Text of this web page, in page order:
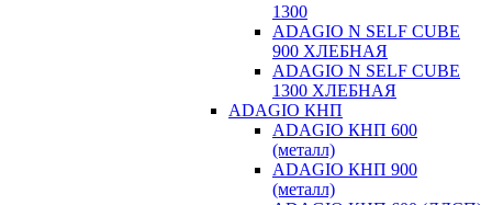
1300
ADAGIO N SELF CUBE
900 ХЛЕБНАЯ
ADAGIO N SELF CUBE
1300 ХЛЕБНАЯ
ADAGIO КНП
ADAGIO КНП 600
(металл)
ADAGIO КНП 900
(металл)